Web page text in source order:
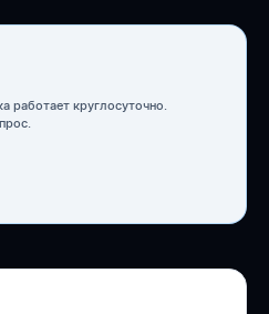
работает круглосуточно.